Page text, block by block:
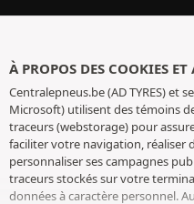
À PROPOS DES COOKIES ET
Centralepneus.be (AD TYRES) et
Microsoft) utilisent des témoins
traceurs (webstorage) pour
faciliter votre navigation, réaliser
personnaliser ses campagnes
traceurs stockés sur votre
données à caractère personnel.